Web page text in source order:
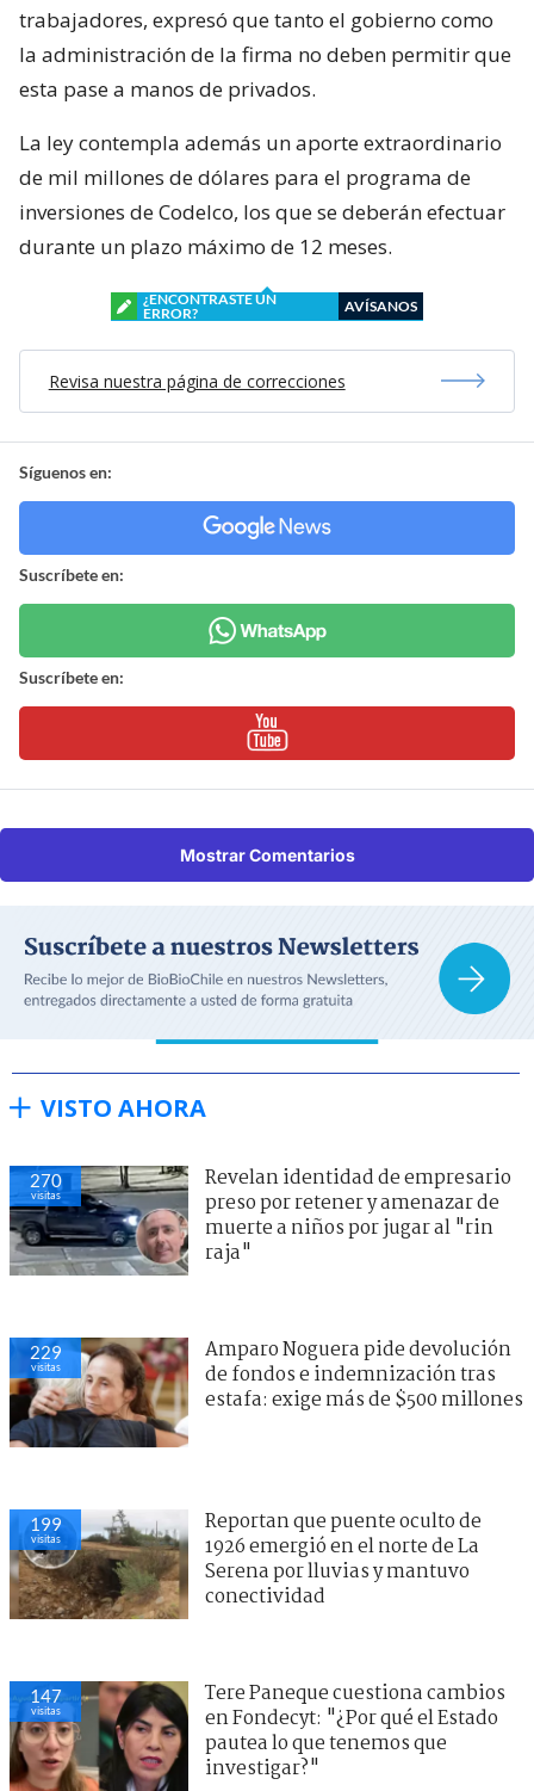
trabajadores, expresó que tanto el gobierno como
la administración de la firma no deben permitir que
esta pase a manos de privados.
La ley contempla además un aporte extraordinario
de mil millones de dólares para el programa de
inversiones de Codelco, los que se deberán efectuar
durante un plazo máximo de 12 meses.
¿ENCONTRASTE UN
ERROR?
AVÍSANOS
Revisa nuestra página de correcciones
Síguenos en:
Suscríbete en:
Suscríbete en:
Mostrar Comentarios
VISTO AHORA
270
visitas
Revelan identidad de empresario
preso por retener y amenazar de
muerte a niños por jugar al "rin
raja"
229
visitas
Amparo Noguera pide devolución
de fondos e indemnización tras
estafa: exige más de $500 millones
199
visitas
Reportan que puente oculto de
1926 emergió en el norte de La
Serena por lluvias y mantuvo
conectividad
147
visitas
Tere Paneque cuestiona cambios
en Fondecyt: "¿Por qué el Estado
pautea lo que tenemos que
investigar?"